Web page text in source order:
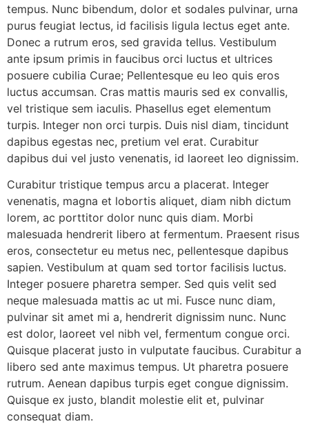
tempus. Nunc bibendum, dolor et sodales pulvinar, urna
purus feugiat lectus, id facilisis ligula lectus eget ante.
Donec a rutrum eros, sed gravida tellus. Vestibulum
ante ipsum primis in faucibus orci luctus et ultrices
posuere cubilia Curae; Pellentesque eu leo quis eros
luctus accumsan. Cras mattis mauris sed ex convallis,
vel tristique sem iaculis. Phasellus eget elementum
turpis. Integer non orci turpis. Duis nisl diam, tincidunt
dapibus egestas nec, pretium vel erat. Curabitur
dapibus dui vel justo venenatis, id laoreet leo dignissim.
Curabitur tristique tempus arcu a placerat. Integer
venenatis, magna et lobortis aliquet, diam nibh dictum
lorem, ac porttitor dolor nunc quis diam. Morbi
malesuada hendrerit libero at fermentum. Praesent risus
eros, consectetur eu metus nec, pellentesque dapibus
sapien. Vestibulum at quam sed tortor facilisis luctus.
Integer posuere pharetra semper. Sed quis velit sed
neque malesuada mattis ac ut mi. Fusce nunc diam,
pulvinar sit amet mi a, hendrerit dignissim nunc. Nunc
est dolor, laoreet vel nibh vel, fermentum congue orci.
Quisque placerat justo in vulputate faucibus. Curabitur a
libero sed ante maximus tempus. Ut pharetra posuere
rutrum. Aenean dapibus turpis eget congue dignissim.
Quisque ex justo, blandit molestie elit et, pulvinar
consequat diam.